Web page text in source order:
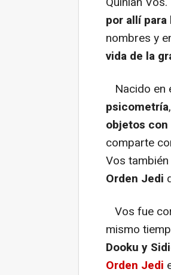
por allí
nombres y
vida de la
Nacido en
psicometría
objetos
comparte
Vos
Orden Jedi
Vos fue
mismo
Dooku y
Orden Jedi